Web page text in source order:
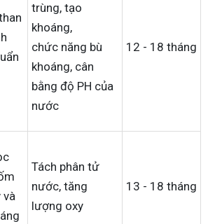
trùng, tạo
khoáng,
chức năng bù
khoáng, cân
bằng độ PH của
nước
12 - 18 tháng
và
Tách phân tử
nước, tăng
lượng oxy
13 - 18 tháng